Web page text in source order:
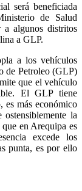
será beneficiada
de Salud
a algunos distritos
a GLP.
a los vehículos
de Petroleo (GLP)
que el vehículo
El GLP tiene
es más económico
la
en Arequipa es
excede los
punta, es por ello